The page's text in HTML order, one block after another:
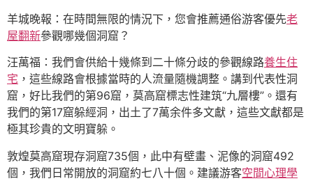
羊城晚報：在時間無限的情況下，您會推薦通俗游客優先老
屋翻新參觀哪幾個洞窟？
汪萬福：我們會供給十幾條到二十條分歧的參觀線路養生住
宅 ，這些線路會根據當時的人流量隨機調整。講到代表性洞
窟，好比我們的第96窟，莫高窟標志性建筑“九層樓”。還有
我們的第17窟躲經洞，出土了7萬余件多文獻，這些文獻都是
極其珍貴的文明寶躲。
敦煌莫高窟現存洞窟735個，此中有壁畫、泥像的洞窟492
個，我們日常開放的洞窟約七八十個。建議游客空間心理學